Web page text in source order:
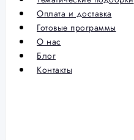
Оплата и доставка
Готовые программы
О нас
Блог
Контакты